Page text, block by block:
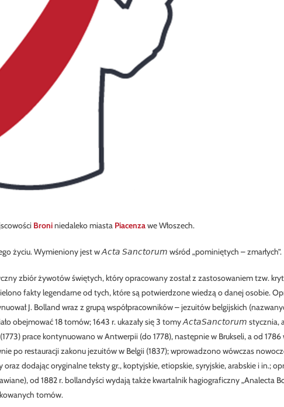
Broniniedaleko miasta Piacenzawe Włoszech.
życiu. Wymieniony jest w 𝘈𝘤𝘵𝘢 𝘚𝘢𝘯𝘤𝘵𝘰𝘳𝘶𝘮 wśród „pominiętych – zmarłych”.
zbiór żywotów świętych, który opracowany został z zastosowaniem tzw.
fakty legendarne od tych, które są potwierdzone wiedzą o danej osobie.
J. Bolland wraz z grupą współpracowników – jezuitów belgijskich
obejmować 18 tomów; 1643 r. ukazały się 3 tomy 𝘈𝘤𝘵𝘢𝘚𝘢𝘯𝘤𝘵𝘰𝘳𝘶𝘮 stycznia,
prace kontynuowano w Antwerpii (do 1778), następnie w Brukseli, a od 1786
po restauracji zakonu jezuitów w Belgii (1837); wprowadzono wówczas
dodając oryginalne teksty gr., koptyjskie, etiopskie, syryjskie, arabskie i in.;
od 1882 r. bollandyści wydają także kwartalnik hagiograficzny „Analecta
tomów.